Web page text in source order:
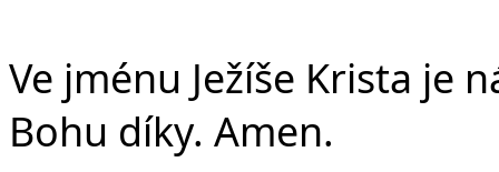
Ve jménu Ježíše Krista je
Bohu díky. Amen.